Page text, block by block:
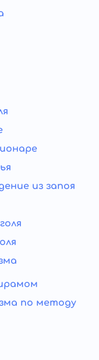
из запоя
по методу